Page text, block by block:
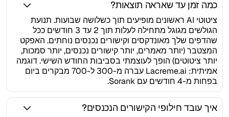
כמה זמן עד שאראה תוצאות?
ציטוטי AI ראשונים מופיעים תוך כשלושה שבועות. תנועת
הגולשים מגוגל מתחילה לעלות תוך 2 עד 3 חודשים ככל
שהדפים שלך מאונדקסים וקישורים נכנסים נוחתים. האפקט
המצטבר (יותר מאמרים, יותר קישורים נכנסים, יותר סמכות,
יותר ציטוטים) הופך לעוצמתי בסביבות החודש השישי. דוגמה
אמיתית: Lacreme.ai עברה מ-300 ל-700 מבקרים ביום
בפחות מ-4 חודשים עם Sorank.
איך עובד חילופי הקישורים הנכנסים?